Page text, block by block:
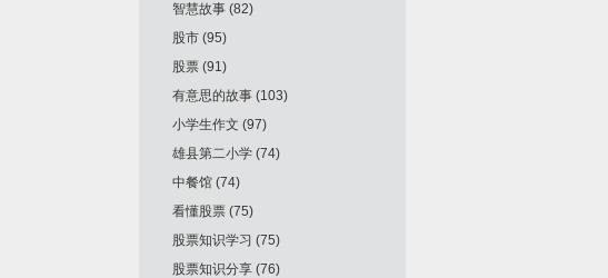
智慧故事 (82)
股市 (95)
股票 (91)
有意思的故事 (103)
小学生作文 (97)
雄县第二小学 (74)
中餐馆 (74)
看懂股票 (75)
股票知识学习 (75)
股票知识分享 (76)